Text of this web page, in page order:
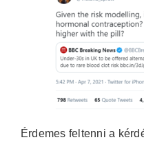
Érdemes feltenni a